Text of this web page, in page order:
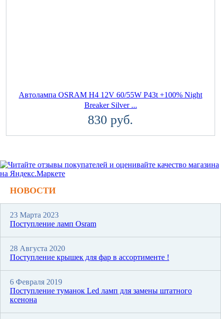
Автолампа OSRAM H4 12V 60/55W P43t +100% Night
Breaker Silver ...
830 руб.
НОВОСТИ
23 Марта 2023
Поступление ламп Osram
28 Августа 2020
Поступление крышек для фар в ассортименте !
6 Февраля 2019
Поступление туманок Led ламп для замены штатного
ксенона